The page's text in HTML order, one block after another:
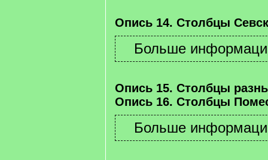
Опись 14. Столбцы
Опись 15. Столбцы
Опись 16. Столбцы